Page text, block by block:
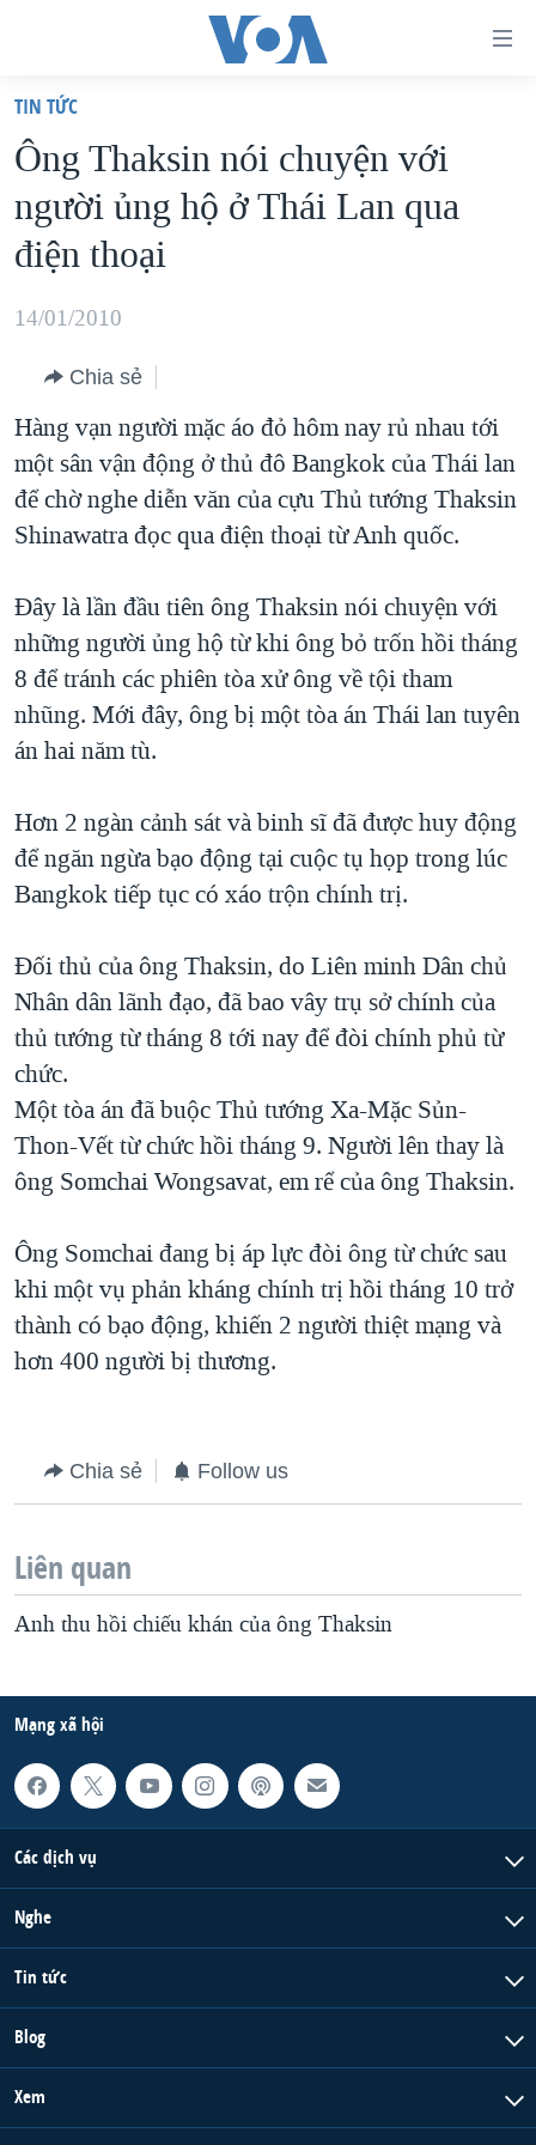
truy
cập
Tới
nội
chính
hướng
chính
Đi
tới
TRANG CHỦ
VIỆT NAM
HOA KỲ
BIỂN ĐÔNG
THẾ GIỚI
DIỄN ĐÀN
MỤC
TỰ DO BÁO CHÍ
VẠCH TRẦN TIN GIẢ
ĐỜI SỐNG
KINH TẾ
KHOA HỌC
SỨC KHOẺ
THỂ THAO
GIÁO DỤC
CHUYÊN ĐỀ
CHIẾN TRANH THƯƠNG MẠI CỦA MỸ: QUÁ KHỨ VÀ HIỆN
TẠI
GIẢI MÃ VÀNH ĐAI & CON ĐƯỜNG
NGÀY TỊ NẠN THẾ GIỚI
TRỊNH VĨNH BÌNH - NGƯỜI HẠ 'BÊN THẮNG CUỘC'
CÁC GIÁ TRỊ CỘNG HÒA Ở VIỆT NAM
TRỊNH VĨNH BÌNH VS. CHÍNH PHỦ VIỆT NAM
NGƯ DÂN VIỆT VÀ LÀN SÓNG TRỘM HẢI SÂM
QUAN HỆ VIỆT MỸ
HỌC TIẾNG ANH
NGHE
MẠNG XÃ HỘI
TIN TỨC
Ông Thaksin nói chuyện với
người ủng hộ ở Thái Lan qua
điện thoại
14/01/2010
Chia sẻ
Hàng vạn người mặc áo đỏ hôm nay rủ nhau tới
một sân vận động ở thủ đô Bangkok của Thái lan
để chờ nghe diễn văn của cựu Thủ tướng Thaksin
Shinawatra đọc qua điện thoại từ Anh quốc.
Đây là lần đầu tiên ông Thaksin nói chuyện với
những người ủng hộ từ khi ông bỏ trốn hồi tháng
8 để tránh các phiên tòa xử ông về tội tham
nhũng. Mới đây, ông bị một tòa án Thái lan tuyên
án hai năm tù.
Hơn 2 ngàn cảnh sát và binh sĩ đã được huy động
để ngăn ngừa bạo động tại cuộc tụ họp trong lúc
Bangkok tiếp tục có xáo trộn chính trị.
Đối thủ của ông Thaksin, do Liên minh Dân chủ
Nhân dân lãnh đạo, đã bao vây trụ sở chính của
thủ tướng từ tháng 8 tới nay để đòi chính phủ từ
chức.
Một tòa án đã buộc Thủ tướng Xa-Mặc Sủn-
Thon-Vết từ chức hồi tháng 9. Người lên thay là
ông Somchai Wongsavat, em rể của ông Thaksin.
Ông Somchai đang bị áp lực đòi ông từ chức sau
khi một vụ phản kháng chính trị hồi tháng 10 trở
thành có bạo động, khiến 2 người thiệt mạng và
hơn 400 người bị thương.
Chia sẻ Follow us
Liên quan
Anh thu hồi chiếu khán của ông Thaksin
Mạng xã hội
Các dịch vụ
Nghe
Tin tức
Blog
Xem